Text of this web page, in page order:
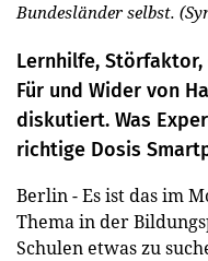
Bundesländer selbst.
Lernhilfe,
Für und Wider von
diskutiert. Was
richtige Dosis
Berlin - Es ist das im
Thema in der
Schulen etwas zu